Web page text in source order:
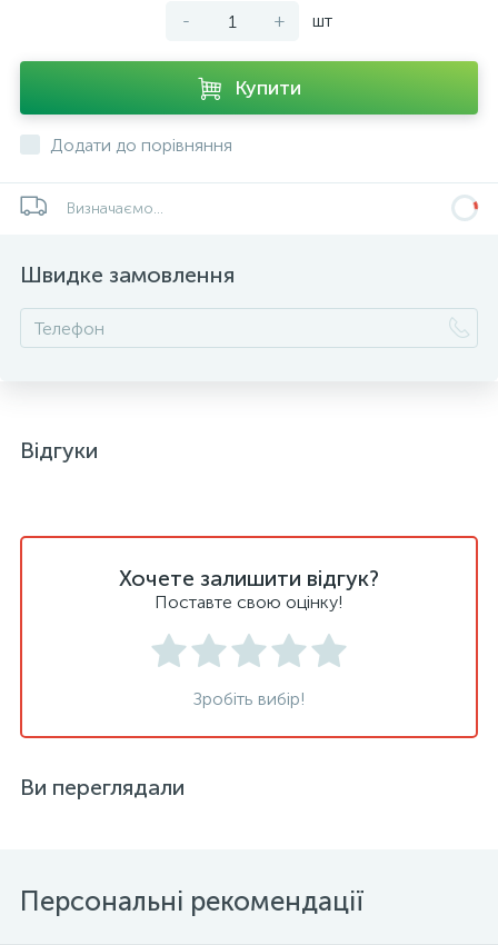
- + шт
Купити
Додати до порівняння
Визначаємо...
Швидке замовлення
Відгуки
Хочете залишити відгук?
Поставте свою оцінку!
Зробіть вибір!
Ви переглядали
Персональні рекомендації